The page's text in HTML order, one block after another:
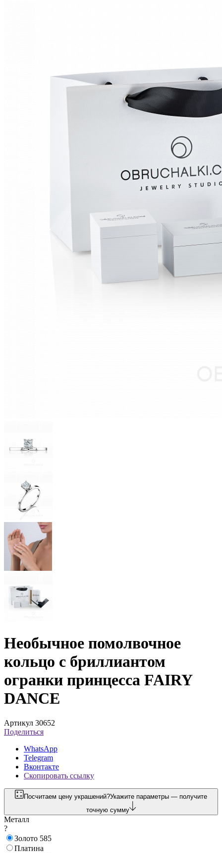
Необычное помолвочное
кольцо с бриллиантом
огранки принцесса FAIRY
DANCE
Артикул 30652
Поделиться
WhatsApp
Telegram
Вконтакте
Скопировать ссылку
Посчитаем цену украшений?Укажите параметры — получите
точную сумму
Металл
?
Золото 585
Платина